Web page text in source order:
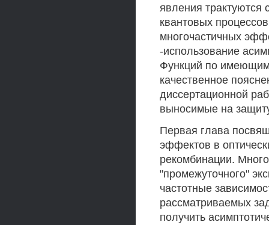
явления трактуются
квантовых
многочастичных
-использование
Функций по
качественное
диссертационной
выносимые на
Первая глава
эффектов в
рекомбинации.
"промежуточного"
частотные
рассматриваемых
получить